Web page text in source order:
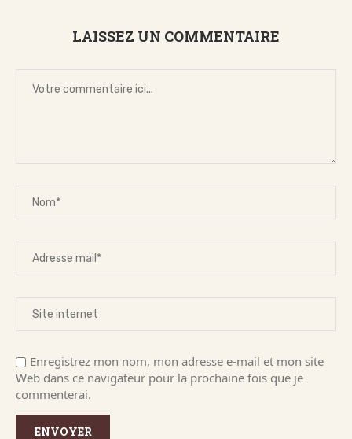
LAISSEZ UN COMMENTAIRE
Enregistrez mon nom, mon adresse e-mail et mon site
Web dans ce navigateur pour la prochaine fois que je
commenterai.